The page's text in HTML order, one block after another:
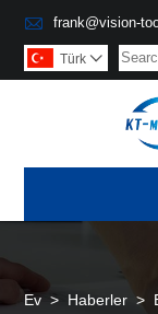
 frank@vision-
Türk 
Ev > Haberler >